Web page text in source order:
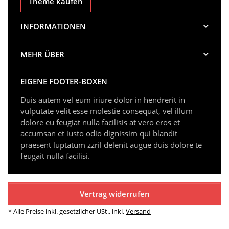
INFORMATIONEN
MEHR ÜBER
EIGENE FOOTER-BOXEN
Duis autem vel eum iriure dolor in hendrerit in
vulputate velit esse molestie consequat, vel illum
dolore eu feugiat nulla facilisis at vero eros et
accumsan et iusto odio dignissim qui blandit
praesent luptatum zzril delenit augue duis dolore te
feugait nulla facilisi.
Vertrag widerrufen
* Alle Preise inkl. gesetzlicher USt., inkl.Versand